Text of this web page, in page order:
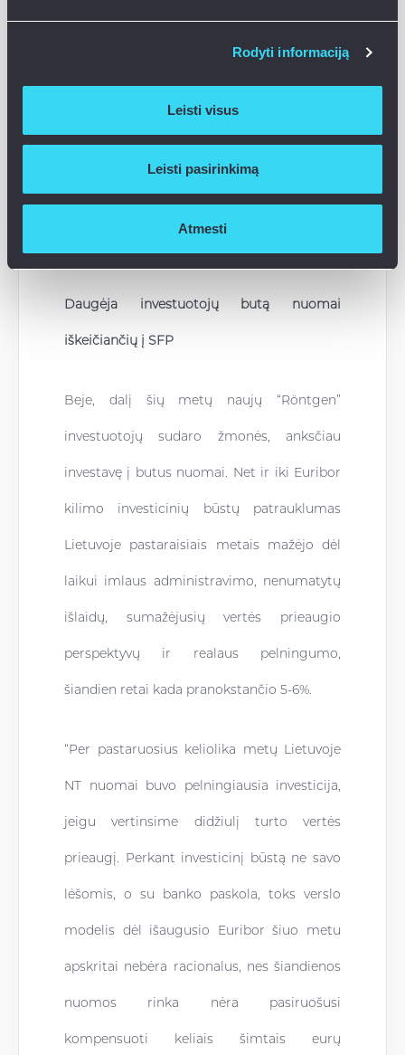
Rodyti informaciją
Leisti visus
Leisti pasirinkimą
Atmesti
galimybių prasme lygintis su bankais,
tačiau “Röntgen” komandos atrankos
investuotojų yra bankų, kurie pasitiki mūsų
daroma atranka, taip pat fondų bei stambų
kapitalą valdančių fizinių asmenų”, - sako G.
Daugėja investuotojų butą nuomai
iškeičiančių į SFP
Beje, dalį šių metų naujų “Röntgen”
investuotojų sudaro žmonės, anksčiau
investavę į butus nuomai. Net ir iki Euribor
kilimo investicinių būstų patrauklumas
Lietuvoje pastaraisiais metais mažėjo dėl
laikui imlaus administravimo, nenumatytų
išlaidų, sumažėjusių vertės prieaugio
perspektyvų ir realaus pelningumo,
šiandien retai kada pranokstančio 5-6%.
“Per pastaruosius keliolika metų Lietuvoje
NT nuomai buvo pelningiausia investicija,
jeigu vertinsime didžiulį turto vertės
prieaugį. Perkant investicinį būstą ne savo
lėšomis, o su banko paskola, toks verslo
modelis dėl išaugusio Euribor šiuo metu
apskritai nebėra racionalus, nes šiandienos
nuomos rinka nėra pasiruošusi
kompensuoti keliais šimtais eurų